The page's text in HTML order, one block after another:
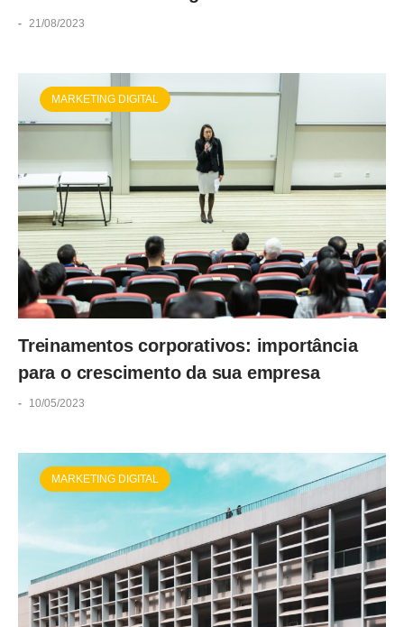
- 21/08/2023
MARKETING DIGITAL
Treinamentos corporativos: importância
para o crescimento da sua empresa
- 10/05/2023
MARKETING DIGITAL